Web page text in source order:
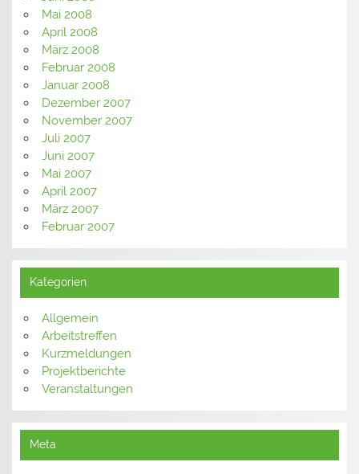
Mai 2008
April 2008
März 2008
Februar 2008
Januar 2008
Dezember 2007
November 2007
Juli 2007
Juni 2007
Mai 2007
April 2007
März 2007
Februar 2007
Kategorien
Allgemein
Arbeitstreffen
Kurzmeldungen
Projektberichte
Veranstaltungen
Meta